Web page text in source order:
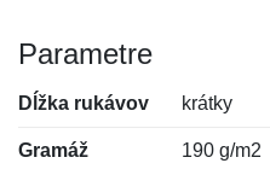
Parametre
Dĺžka rukávov krátky
Gramáž 190 g/m2